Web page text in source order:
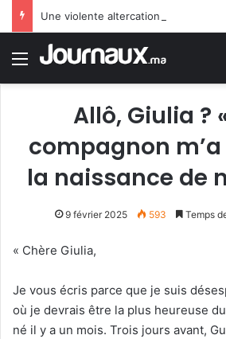
Menu
Allô, Giulia ?
compagnon
la naissance de
9 février 2025 593 Temps
« Chère Giulia,
Je vous écris parce que je suis
où je devrais être la plus heureuse
né il y a un mois. Trois jours avant,